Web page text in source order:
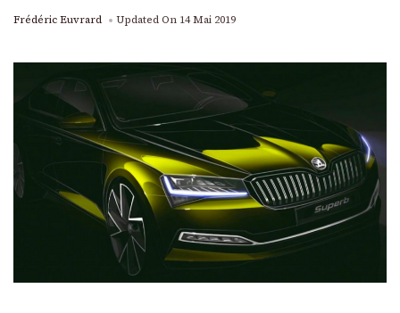
Frédéric Euvrard Updated On 14 Mai 2019